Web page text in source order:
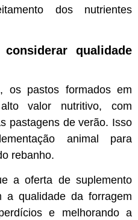
dos nutrientes
considerar qualidade
os pastos formados em
valor nutritivo, com
pastagens de verão. Isso
animal para
rebanho.
a oferta de suplemento
a qualidade da forragem
e melhorando a